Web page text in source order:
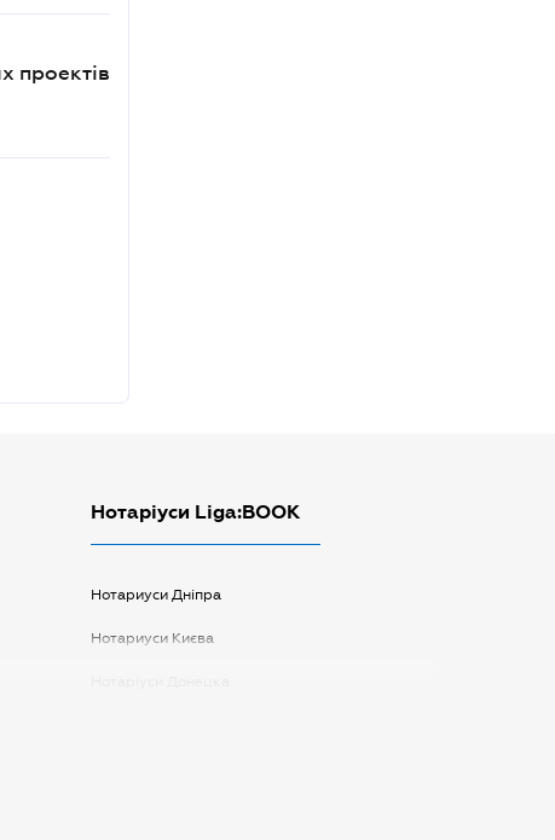
проектів
Нотаріуси Liga:BOOK
Нотариуси Дніпра
Нотариуси Києва